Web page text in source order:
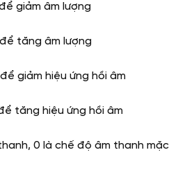
giảm âm lượng
để tăng âm lượng
giảm hiệu ứng hồi âm
tăng hiệu ứng hồi âm
0 là chế độ âm thanh